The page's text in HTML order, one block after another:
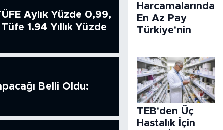
Aylık Yüzde 0,99,
1.94 Yıllık Yüzde
Belli Oldu:
Harcamalarında
En Az Pay
Türkiye'nin
TEB'den Üç
Hastalık İçin